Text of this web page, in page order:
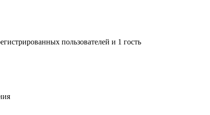
пользователей и 1 гость